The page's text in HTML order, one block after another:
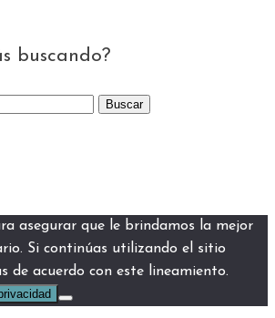
buscando?
asegurar que le brindamos la mejor
Si continúas utilizando el sitio
de acuerdo con este lineamiento.